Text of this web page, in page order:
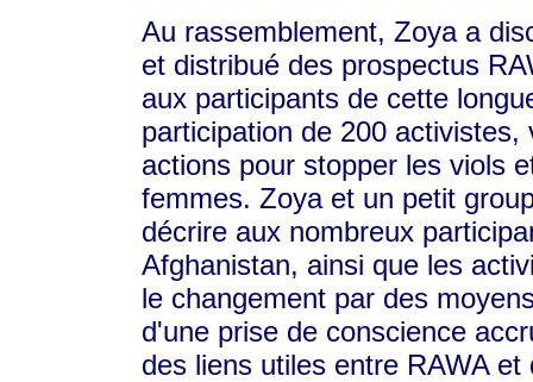
Au rassemblement, Zoya a
et distribué des prospectus
aux participants de cette
participation de 200
actions pour stopper les viols
femmes. Zoya et un petit
décrire aux nombreux
Afghanistan, ainsi que les
le changement par des
d'une prise de conscience
des liens utiles entre RAWA